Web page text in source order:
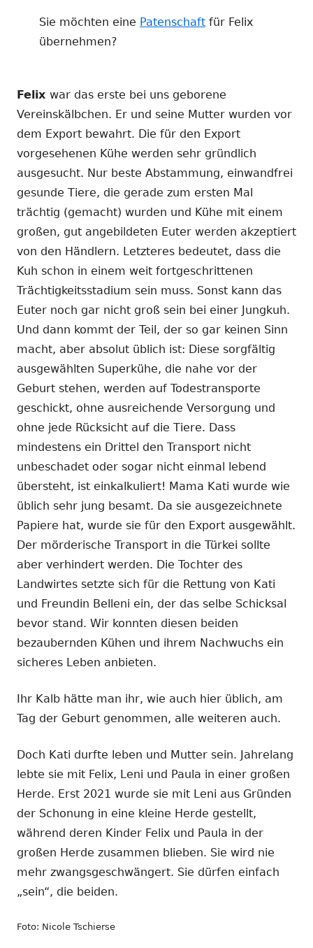
Sie möchten eine Patenschaft für Felix
übernehmen?
Felix war das erste bei uns geborene
Vereinskälbchen. Er und seine Mutter wurden vor
dem Export bewahrt. Die für den Export
vorgesehenen Kühe werden sehr gründlich
ausgesucht. Nur beste Abstammung, einwandfrei
gesunde Tiere, die gerade zum ersten Mal
trächtig (gemacht) wurden und Kühe mit einem
großen, gut angebildeten Euter werden akzeptiert
von den Händlern. Letzteres bedeutet, dass die
Kuh schon in einem weit fortgeschrittenen
Trächtigkeitsstadium sein muss. Sonst kann das
Euter noch gar nicht groß sein bei einer Jungkuh.
Und dann kommt der Teil, der so gar keinen Sinn
macht, aber absolut üblich ist: Diese sorgfältig
ausgewählten Superkühe, die nahe vor der
Geburt stehen, werden auf Todestransporte
geschickt, ohne ausreichende Versorgung und
ohne jede Rücksicht auf die Tiere. Dass
mindestens ein Drittel den Transport nicht
unbeschadet oder sogar nicht einmal lebend
übersteht, ist einkalkuliert! Mama Kati wurde wie
üblich sehr jung besamt. Da sie ausgezeichnete
Papiere hat, wurde sie für den Export ausgewählt.
Der mörderische Transport in die Türkei sollte
aber verhindert werden. Die Tochter des
Landwirtes setzte sich für die Rettung von Kati
und Freundin Belleni ein, der das selbe Schicksal
bevor stand. Wir konnten diesen beiden
bezaubernden Kühen und ihrem Nachwuchs ein
sicheres Leben anbieten.
Ihr Kalb hätte man ihr, wie auch hier üblich, am
Tag der Geburt genommen, alle weiteren auch.
Doch Kati durfte leben und Mutter sein. Jahrelang
lebte sie mit Felix, Leni und Paula in einer großen
Herde. Erst 2021 wurde sie mit Leni aus Gründen
der Schonung in eine kleine Herde gestellt,
während deren Kinder Felix und Paula in der
großen Herde zusammen blieben. Sie wird nie
mehr zwangsgeschwängert. Sie dürfen einfach
„sein“, die beiden.
Foto: Nicole Tschierse